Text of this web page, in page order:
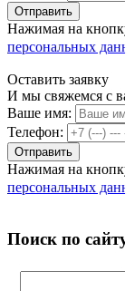
Нажимая на
персональных
Оставить заявку
И мы свяжемся с
Ваше имя:
Телефон:
Нажимая на
персональных
Поиск по